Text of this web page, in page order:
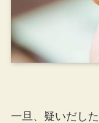
一旦、疑いだし